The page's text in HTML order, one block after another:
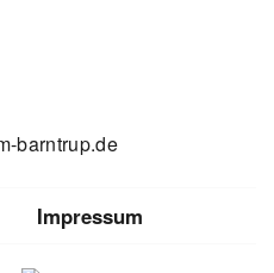
barntrup.de
Impressum